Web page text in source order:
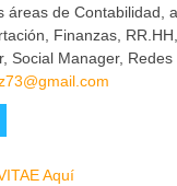
áreas de Contabilidad,
Finanzas,
Social Manager,
Aquí